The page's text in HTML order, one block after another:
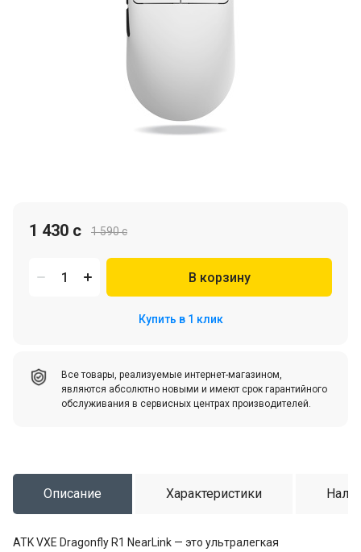
1 590 c
1 430 c
В корзину
Купить в 1 клик
Все товары, реализуемые интернет-магазином,
являются абсолютно новыми и имеют срок гарантийного
обслуживания в сервисных центрах производителей.
Описание Характеристики
ATK VXE Dragonfly R1 NearLink — это ультралегкая